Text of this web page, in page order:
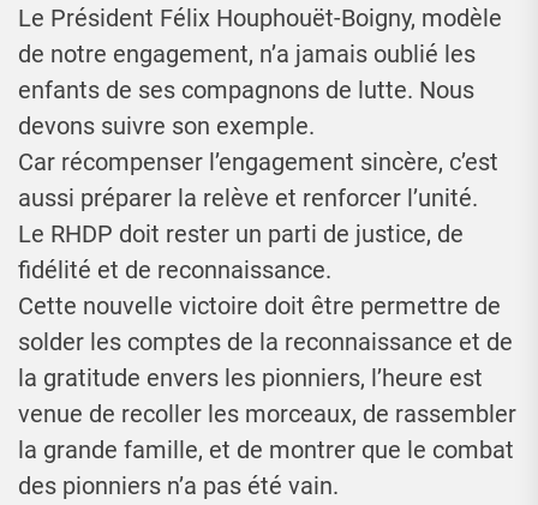
Le Président Félix Houphouët-Boigny, modèle
de notre engagement, n’a jamais oublié les
enfants de ses compagnons de lutte. Nous
devons suivre son exemple.
Car récompenser l’engagement sincère, c’est
aussi préparer la relève et renforcer l’unité.
Le RHDP doit rester un parti de justice, de
fidélité et de reconnaissance.
Cette nouvelle victoire doit être permettre de
solder les comptes de la reconnaissance et de
la gratitude envers les pionniers, l’heure est
venue de recoller les morceaux, de rassembler
la grande famille, et de montrer que le combat
des pionniers n’a pas été vain.